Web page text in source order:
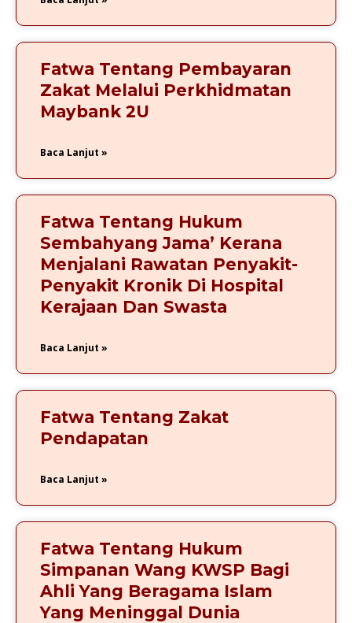
Fatwa Tentang Pembayaran
Zakat Melalui Perkhidmatan
Maybank 2U
Baca Lanjut »
Fatwa Tentang Hukum
Sembahyang Jama’ Kerana
Menjalani Rawatan Penyakit-
Penyakit Kronik Di Hospital
Kerajaan Dan Swasta
Baca Lanjut »
Fatwa Tentang Zakat
Pendapatan
Baca Lanjut »
Fatwa Tentang Hukum
Simpanan Wang KWSP Bagi
Ahli Yang Beragama Islam
Yang Meninggal Dunia